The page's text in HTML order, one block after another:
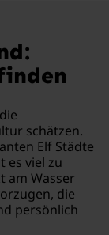
schätzen.
Elf Städte
es viel zu
am Wasser
die
persönlich